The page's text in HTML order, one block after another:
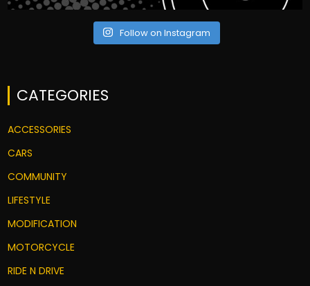
Follow on Instagram
CATEGORIES
ACCESSORIES
CARS
COMMUNITY
LIFESTYLE
MODIFICATION
MOTORCYCLE
RIDE N DRIVE